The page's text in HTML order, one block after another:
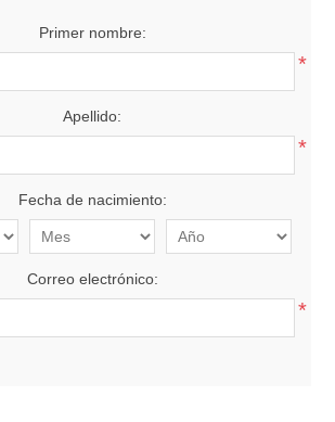
Primer nombre:
*
Apellido:
*
Fecha de nacimiento:
Correo electrónico:
*